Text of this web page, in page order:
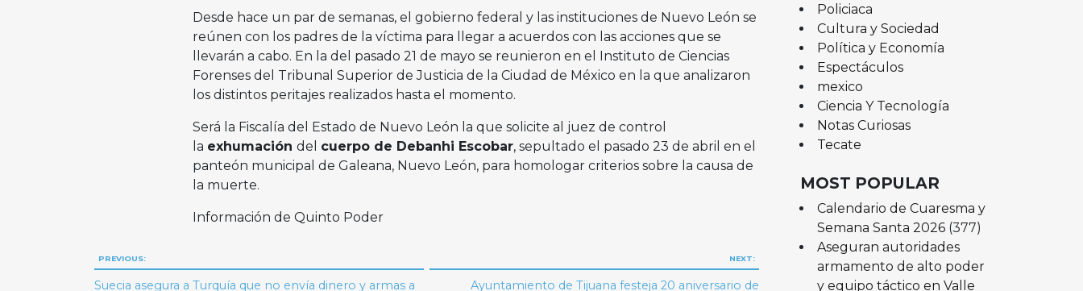
Desde hace un par de semanas, el gobierno federal y las instituciones de Nuevo León se
reúnen con los padres de la víctima para llegar a acuerdos con las acciones que se
llevarán a cabo. En la del pasado 21 de mayo se reunieron en el Instituto de Ciencias
Forenses del Tribunal Superior de Justicia de la Ciudad de México en la que analizaron
los distintos peritajes realizados hasta el momento.
Será la Fiscalía del Estado de Nuevo León la que solicite al juez de control
la exhumación del cuerpo de Debanhi Escobar, sepultado el pasado 23 de abril en el
panteón municipal de Galeana, Nuevo León, para homologar criterios sobre la causa de
la muerte.
Información de Quinto Poder
Navegación
PREVIOUS:
Suecia asegura a Turquía que no envía dinero y armas a
NEXT:
Ayuntamiento de Tijuana festeja 20 aniversario de
Policiaca
Cultura y Sociedad
Política y Economía
Espectáculos
mexico
Ciencia Y Tecnología
Notas Curiosas
Tecate
MOST POPULAR
Calendario de Cuaresma y
Semana Santa 2026 (377)
Aseguran autoridades
armamento de alto poder
y equipo táctico en Valle